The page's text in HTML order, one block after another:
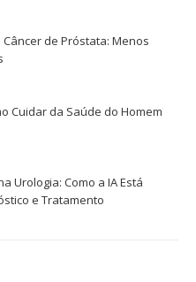
de Próstata: Menos
Cuidar da Saúde do Homem
Urologia: Como a IA Está
e Tratamento